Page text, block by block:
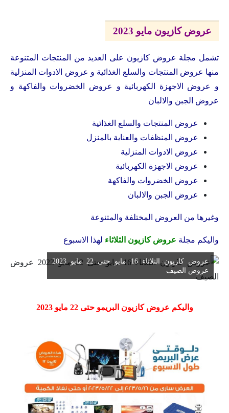
عروض كازيون مايو 2023
تشمل مجلة عروض كازيون على العديد من المنتجات المتنوعة
منها عروض المنتجات والسلع الغذائية و عروض الادوات المنزلية
و عروض الاجهزة الكهربائية و عروض الخضروات والفاكهة و
عروض الجبن والالبان
عروض المنتجات والسلع الغذائية
عروض المنظفات والعناية بالمنزل
عروض الادوات المنزلية
عروض الاجهزة الكهربائية
عروض الخضروات والفاكهة
عروض الجبن والالبان
وغيرها من العروض المختلفة والمتنوعة
واليكم مجلة عروض كازيون الثلاثاء لهذا الاسبوع
عروض كازيون الثلاثاء 16 مايو حتى 22 مايو 2023
عروض الصيف
واليكم عروض كازيون البريمو حتى 22 مايو 2023